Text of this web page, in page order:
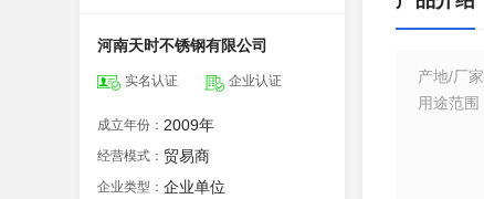
河南天时不锈钢有限公司
实名认证 企业认证
成立年份： 2009年
经营模式： 贸易商
企业类型： 企业单位
产地/厂家
用途范围